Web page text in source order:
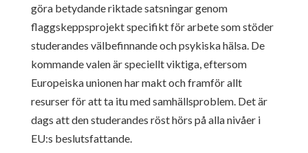
göra betydande riktade satsningar genom
flaggskeppsprojekt specifikt för arbete som stöder
studerandes välbefinnande och psykiska hälsa. De
kommande valen är speciellt viktiga, eftersom
Europeiska unionen har makt och framför allt
resurser för att ta itu med samhällsproblem. Det är
dags att den studerandes röst hörs på alla nivåer i
EU:s beslutsfattande.